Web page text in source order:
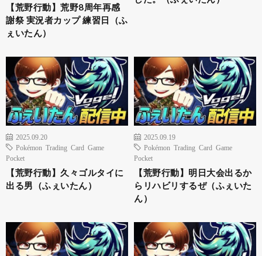
【荒野行動】荒野8周年再感
謝祭 実況者カップ 練習日（ふ
ぇいたん）
2025.09.20
Pokémon Trading Card Game
Pocket
【荒野行動】久々ゴルタイに
出る男（ふぇいたん）
2025.09.19
Pokémon Trading Card Game
Pocket
【荒野行動】明日大会出るか
らリハビリするぜ（ふぇいた
ん）